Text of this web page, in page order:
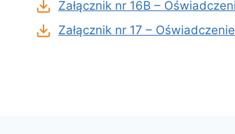
Załącznik nr 16B –
Załącznik nr 17 –